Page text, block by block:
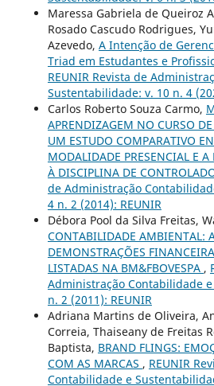
Maressa Gabriela de Queiroz
Rosado Cascudo Rodrigues,
Azevedo, A Intenção de
Triad em Estudantes e
REUNIR Revista de
Sustentabilidade: v. 10 n. 4
Carlos Roberto Souza Carmo,
APRENDIZAGEM NO CURSO
UM ESTUDO COMPARATIVO
MODALIDADE PRESENCIAL E A
À DISCIPLINA DE
de Administração
4 n. 2 (2014): REUNIR
Débora Pool da Silva Freitas,
CONTABILIDADE AMBIENTAL:
DEMONSTRAÇÕES
LISTADAS NA BM&FBOVESPA ,
Administração Contabilidade
n. 2 (2011): REUNIR
Adriana Martins de Oliveira,
Correia, Thaiseany de Freitas
Baptista, BRAND FLINGS:
COM AS MARCAS , REUNIR
Contabilidade e